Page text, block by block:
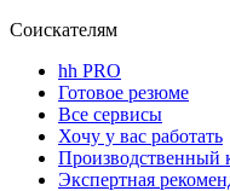
Соискателям
hh PRO
Готовое резюме
Все сервисы
Хочу у вас работать
Производственный
Экспертная